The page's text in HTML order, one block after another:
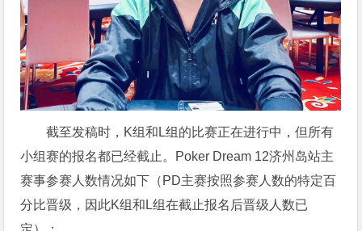
截至发稿时，K组和L组的比赛正在进行中，但所有
小组赛的报名都已经截止。Poker Dream 12济州岛站主
赛事参赛人数情况如下（PD主赛按照参赛人数的特定百
分比晋级，因此K组和L组在截止报名后晋级人数已